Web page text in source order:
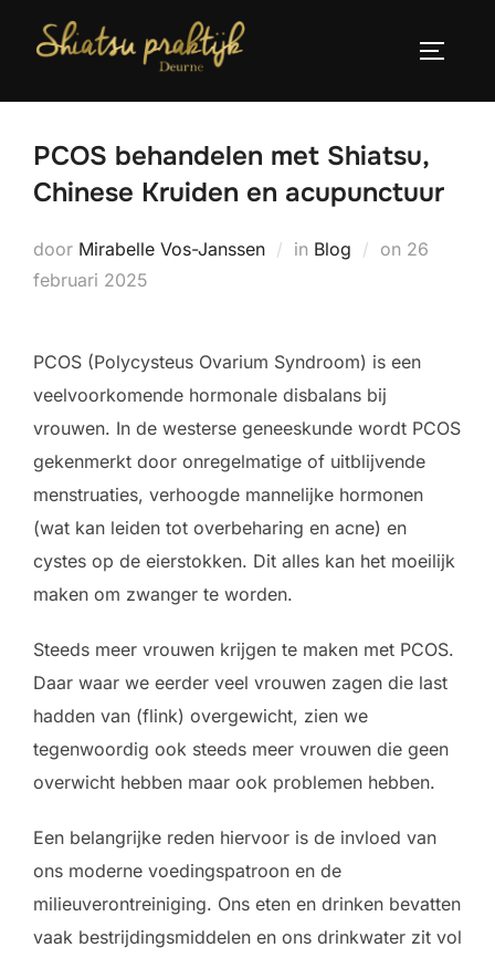
inhoud
PCOS behandelen met Shiatsu,
Chinese Kruiden en acupunctuur
door Mirabelle Vos-Janssen in Blog on Geplaatst
26
februari 2025
PCOS (Polycysteus Ovarium Syndroom) is een
veelvoorkomende hormonale disbalans bij
vrouwen. In de westerse geneeskunde wordt PCOS
gekenmerkt door onregelmatige of uitblijvende
menstruaties, verhoogde mannelijke hormonen
(wat kan leiden tot overbeharing en acne) en
cystes op de eierstokken. Dit alles kan het moeilijk
maken om zwanger te worden.
Steeds meer vrouwen krijgen te maken met PCOS.
Daar waar we eerder veel vrouwen zagen die last
hadden van (flink) overgewicht, zien we
tegenwoordig ook steeds meer vrouwen die geen
overwicht hebben maar ook problemen hebben.
Een belangrijke reden hiervoor is de invloed van
ons moderne voedingspatroon en de
milieuverontreiniging. Ons eten en drinken bevatten
vaak bestrijdingsmiddelen en ons drinkwater zit vol